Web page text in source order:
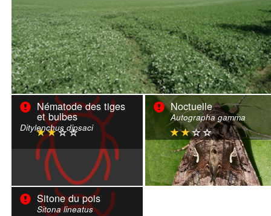
Nématode des tiges
et bulbes
Ditylenchus dipsaci
Noctuelle
Autographa gamma
Sitone du pois
Sitona lineatus